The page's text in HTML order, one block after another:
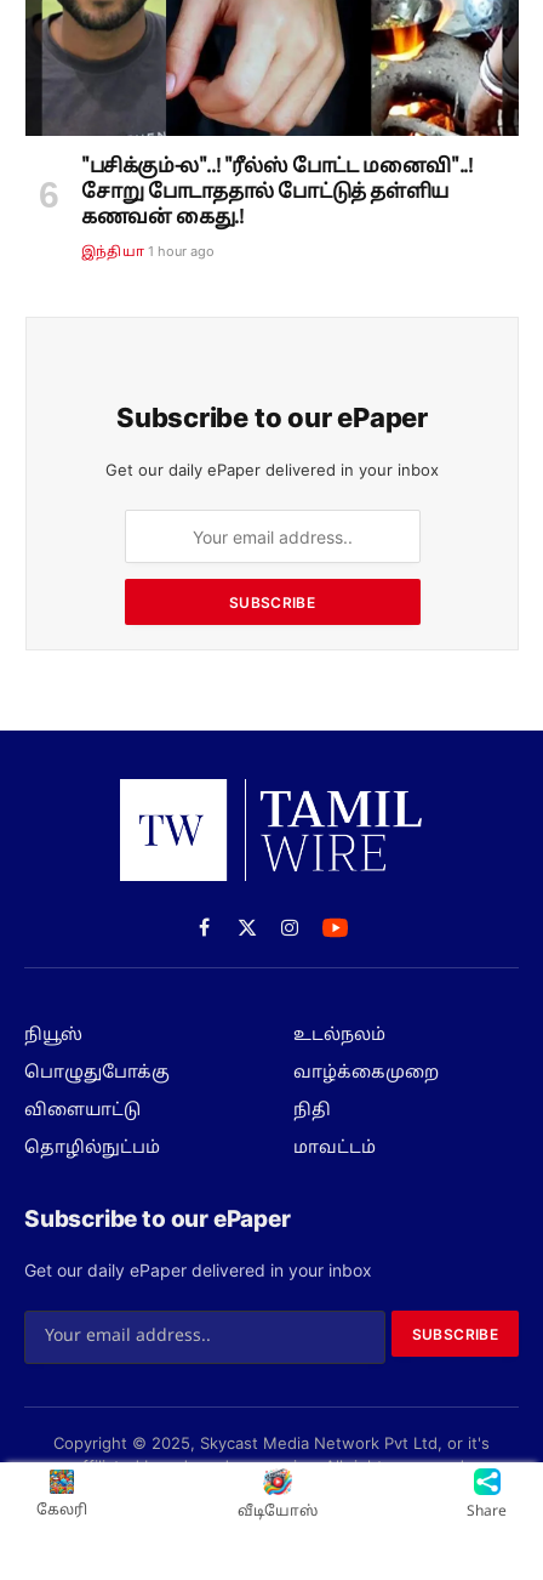
"பசிக்கும்-ல"..! "ரீல்ஸ் போட்ட மனைவி"..!
சோறு போடாததால் போட்டுத் தள்ளிய
கணவன் கைது.!
இந்தியா 1 hour ago
Subscribe to our ePaper
Get our daily ePaper delivered in your inbox
SUBSCRIBE
Facebook
X
(Twitter)
Instagram
நியூஸ்
பொழுதுபோக்கு
விளையாட்டு
தொழில்நுட்பம்
உடல்நலம்
வாழ்க்கைமுறை
நிதி
மாவட்டம்
Subscribe to our ePaper
Get our daily ePaper delivered in your inbox
SUBSCRIBE
Copyright © 2025, Skycast Media Network Pvt Ltd, or it's
affiliated brands and companies. All rights reserved.
Privacy Policy Terms About us Contact us
கேலரி வீடியோஸ் Share